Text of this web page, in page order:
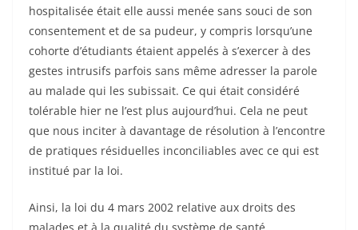
hospitalisée était elle aussi menée sans souci de son
consentement et de sa pudeur, y compris lorsqu’une
cohorte d’étudiants étaient appelés à s’exercer à des
gestes intrusifs parfois sans même adresser la parole
au malade qui les subissait. Ce qui était considéré
tolérable hier ne l’est plus aujourd’hui. Cela ne peut
que nous inciter à davantage de résolution à l’encontre
de pratiques résiduelles inconciliables avec ce qui est
institué par la loi.
Ainsi, la loi du 4 mars 2002 relative aux droits des